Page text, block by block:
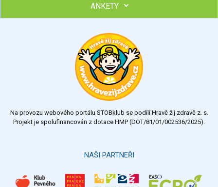
ANKETY
Výsledky Všechny ankety
Na provozu webového portálu STOBklub se podílí Hravě žij zdravě z. s.
Projekt je spolufinancován z dotace HMP (DOT/81/01/002536/2025).
NAŠI PARTNEŘI